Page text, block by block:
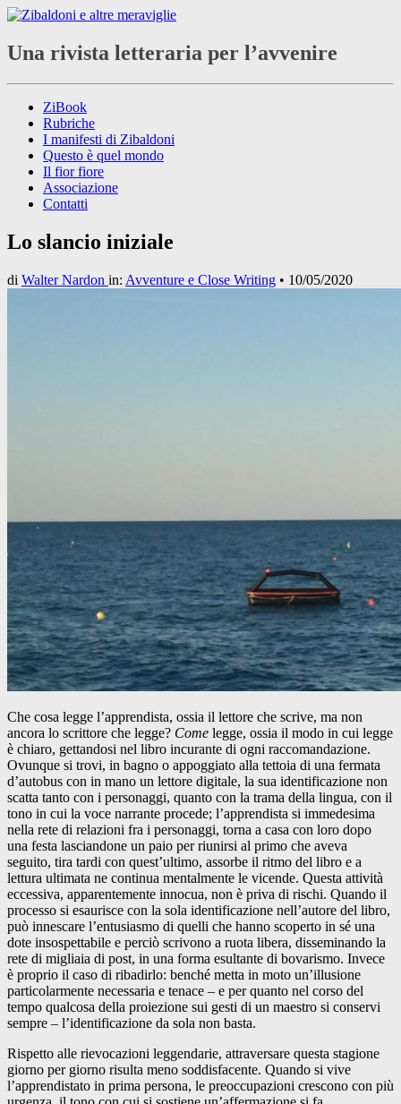
Una rivista letteraria per l’avvenire
ZiBook
Rubriche
I manifesti di Zibaldoni
Questo è quel mondo
Il fior fiore
Associazione
Contatti
Lo slancio iniziale
di Walter Nardon in: Avventure e Close Writing • 10/05/2020
Che cosa legge l’apprendista, ossia il lettore che scrive, ma non
ancora lo scrittore che legge? Come legge, ossia il modo in cui legge
è chiaro, gettandosi nel libro incurante di ogni raccomandazione.
Ovunque si trovi, in bagno o appoggiato alla tettoia di una fermata
d’autobus con in mano un lettore digitale, la sua identificazione non
scatta tanto con i personaggi, quanto con la trama della lingua, con il
tono in cui la voce narrante procede; l’apprendista si immedesima
nella rete di relazioni fra i personaggi, torna a casa con loro dopo
una festa lasciandone un paio per riunirsi al primo che aveva
seguito, tira tardi con quest’ultimo, assorbe il ritmo del libro e a
lettura ultimata ne continua mentalmente le vicende. Questa attività
eccessiva, apparentemente innocua, non è priva di rischi. Quando il
processo si esaurisce con la sola identificazione nell’autore del libro,
può innescare l’entusiasmo di quelli che hanno scoperto in sé una
dote insospettabile e perciò scrivono a ruota libera, disseminando la
rete di migliaia di post, in una forma esultante di bovarismo. Invece
è proprio il caso di ribadirlo: benché metta in moto un’illusione
particolarmente necessaria e tenace – e per quanto nel corso del
tempo qualcosa della proiezione sui gesti di un maestro si conservi
sempre – l’identificazione da sola non basta.
Rispetto alle rievocazioni leggendarie, attraversare questa stagione
giorno per giorno risulta meno soddisfacente. Quando si vive
l’apprendistato in prima persona, le preoccupazioni crescono con più